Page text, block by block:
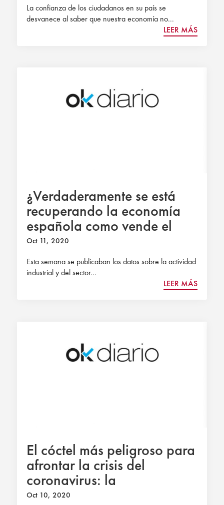
La confianza de los ciudadanos en su país se
desvanece al saber que nuestra economía no...
LEER MÁS
¿Verdaderamente se está
recuperando la economía
española como vende el
Gobierno?
Oct 11, 2020
Esta semana se publicaban los datos sobre la actividad
industrial y del sector...
LEER MÁS
El cóctel más peligroso para
afrontar la crisis del
coronavirus: la
incertidumbre y la rigidez
Oct 10, 2020